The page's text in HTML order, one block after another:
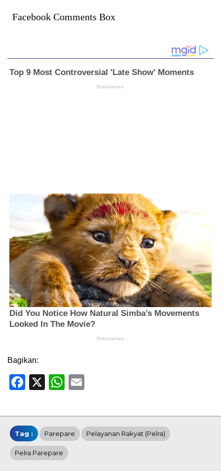
Facebook Comments Box
Bagikan:
Facebook
X WhatsApp
Tag : Parepare Pelayanan Rakyat (Pelra)
Pelra Parepare